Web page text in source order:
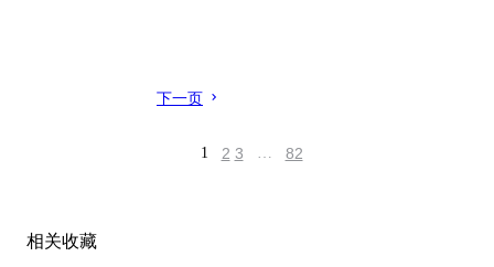
下一页
1 2 3 … 82
相关收藏